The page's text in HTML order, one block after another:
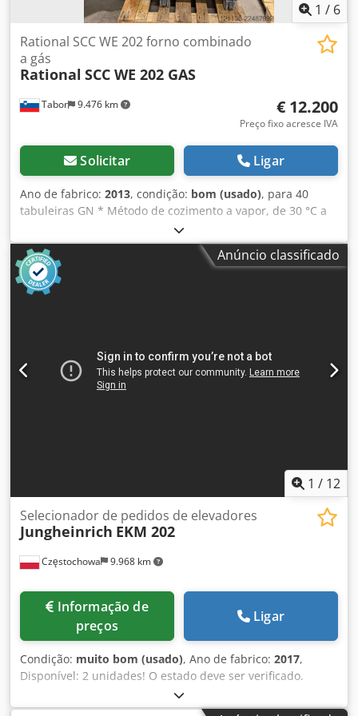
1 / 6
Tabor 9.476 km
Rational SCC WE 202 forno combinado
a gás
Rational SCC WE 202 GAS
€ 12.200
Preço fixo acresce IVA
Solicitar Ligar
Ano de fabrico: 2013, condição: bom (usado), para 40
tabuleiras GN * Método de cozimento a vapor, de 30 °C a
130 °C * Regeneração Cjdszrk S Ejpfx An Ieha * Convecção
/ calor seco: intervalo de temperatura entre 30 °C e 300 °C,
0–100% de humidade máxima. * Sonda * Limpeza
automática com tabletes
Anúncio classificado
1 / 12
Częstochowa 9.968 km
Selecionador de pedidos de elevadores
Jungheinrich EKM 202
preços
Ligar
Condição: muito bom (usado), Ano de fabrico: 2017,
Disponível: 2 unidades! O estado deve ser verificado.
Chjdsvday Hepfx An Ioa É possível adquirir os
selecionadores de pedidos de elevação alta